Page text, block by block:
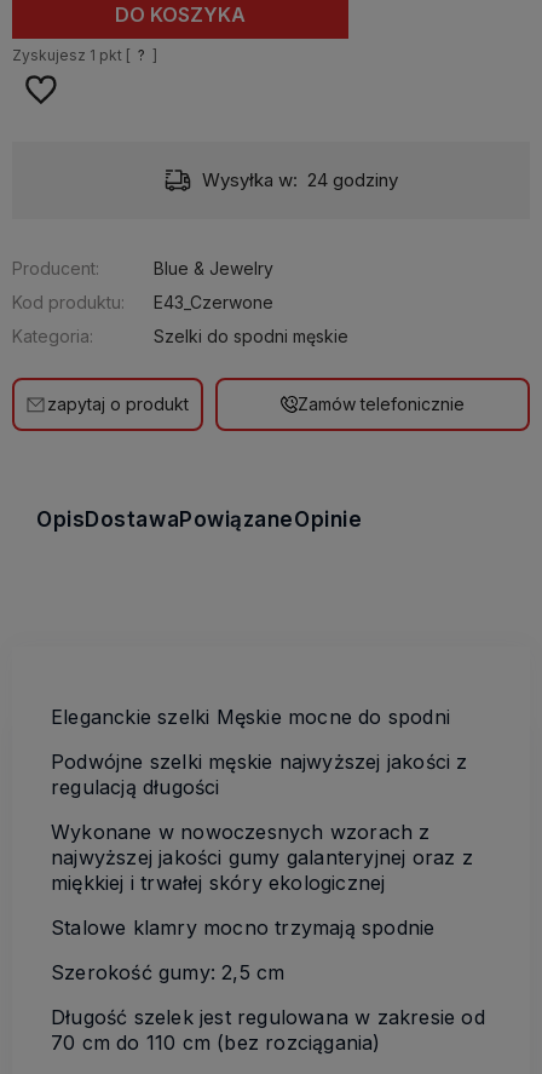
DO KOSZYKA
Zyskujesz 1 pkt [ ? ]
Wysyłka w: 24 godziny
Producent:
Blue & Jewelry
Kod produktu:
E43_Czerwone
Kategoria:
Szelki do spodni męskie
zapytaj o produkt Zamów telefonicznie
Opis Dostawa PowiązaneOpinie
Eleganckie szelki Męskie mocne do spodni
Podwójne szelki męskie najwyższej jakości z
regulacją długości
Wykonane w nowoczesnych wzorach z
najwyższej jakości gumy galanteryjnej oraz z
miękkiej i trwałej skóry ekologicznej
Stalowe klamry mocno trzymają spodnie
Szerokość gumy: 2,5 cm
Długość szelek jest regulowana w zakresie od
70 cm do 110 cm (bez rozciągania)